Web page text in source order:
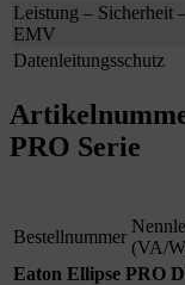
Leistung – Sicherheit
EMV
Datenleitungsschutz
PRO Serie
Bestellnummer
(VA/
Eaton Ellipse PRO